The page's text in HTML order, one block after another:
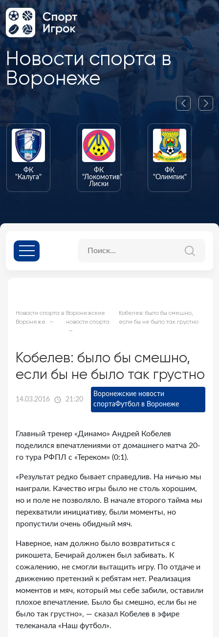
Новости спорта в
Воронеже
ФК
"Калуга"
ФК
"Локомотив"
Лиски
ФК
"Олимпик"
Новости спорта в
Воронеже
Воронежские
новости спорта
Кобелев: было бы смешно,
если бы не было так грустно
Кобелев: было бы смешно,
если бы не было так грустно
14.03.2016 21:20
Воронежские новости
спортаФутбол в Воронеже
Главный тренер «Динамо» Андрей Кобелев
поделился впечатлениями от домашнего матча 20-
го тура РФПЛ с «Тереком» (0:1).
«Результат редко бывает справедлив. На ничью мы
наиграли. Качество игры было не столь хорошим,
но и поле не позволяло. В начале второго тайма мы
перехватили инициативу, были моменты, но
пропустили очень обидный мяч.
Наверное, нам должно было возвратиться с
рикошета, Бечирай должен был забивать. К
сожалению, не смогли вытащить игру. По отдаче и
движению претензий к ребятам нет. Реализация
моментов и мяч, который мы себе забили, оставили
плохое впечатление. Было бы смешно, если бы не
было так грустно», — сказал Кобелев в эфире
телеканала «Наш футбол».